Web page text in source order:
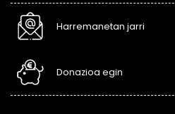
Harremanetan jarri
Donazioa egin